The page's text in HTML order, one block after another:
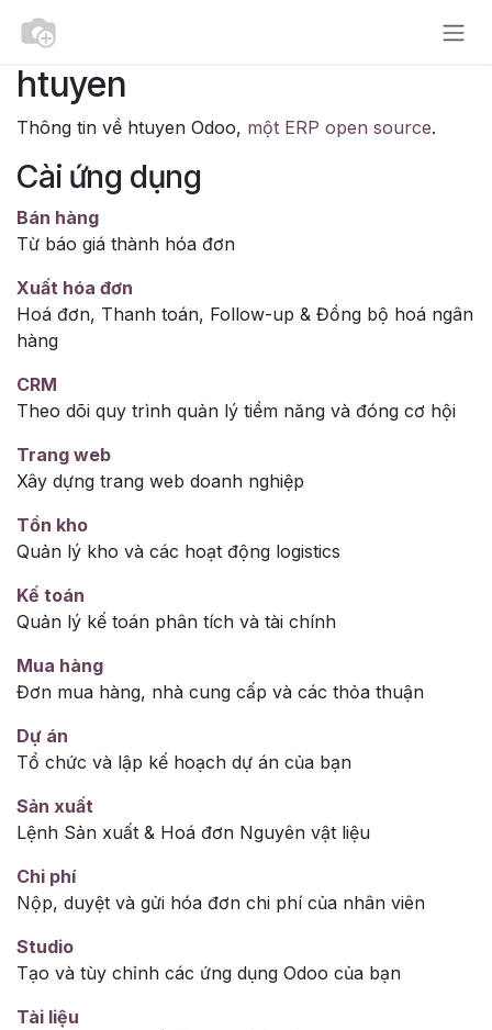
htuyen
Thông tin về htuyen Odoo, một ERP open source.
Cài ứng dụng
Bán hàng
Từ báo giá thành hóa đơn
Xuất hóa đơn
Hoá đơn, Thanh toán, Follow-up & Đồng bộ hoá ngân
hàng
CRM
Theo dõi quy trình quản lý tiềm năng và đóng cơ hội
Trang web
Xây dựng trang web doanh nghiệp
Tồn kho
Quản lý kho và các hoạt động logistics
Kế toán
Quản lý kế toán phân tích và tài chính
Mua hàng
Đơn mua hàng, nhà cung cấp và các thỏa thuận
Dự án
Tổ chức và lập kế hoạch dự án của bạn
Sản xuất
Lệnh Sản xuất & Hoá đơn Nguyên vật liệu
Chi phí
Nộp, duyệt và gửi hóa đơn chi phí của nhân viên
Studio
Tạo và tùy chỉnh các ứng dụng Odoo của bạn
Tài liệu